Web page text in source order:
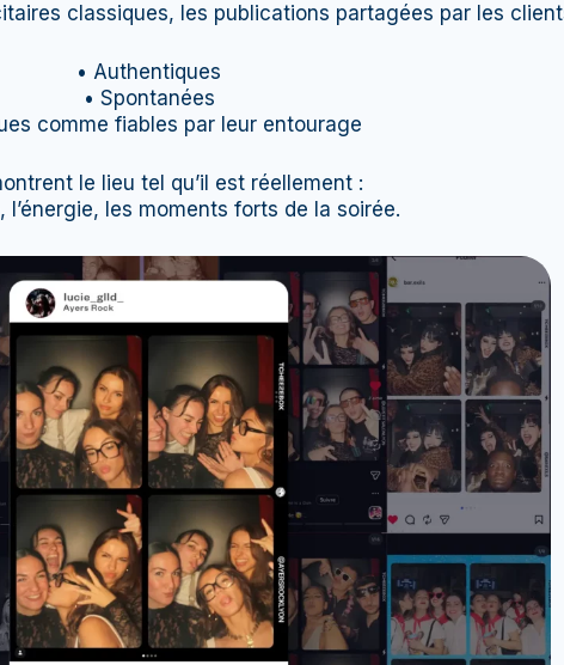
classiques, les publications partagées par les
• Authentiques
• Spontanées
comme fiables par leur entourage
le lieu tel qu’il est réellement :
l’énergie, les moments forts de la soirée.